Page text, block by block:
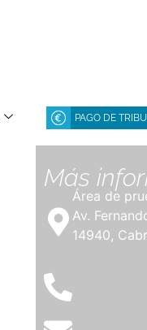
PAGO DE
Más
Área de
Av.
14940,